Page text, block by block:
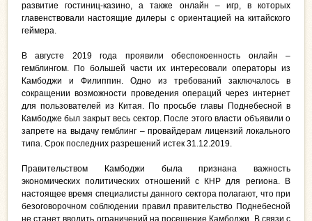
развитие гостиниц-казино, а также онлайн – игр, в которых
главенствовали настоящие дилеры с ориентацией на китайского
геймера.
В августе 2019 года проявили обеспокоенность онлайн –
гемблингом. По большей части их интересовали операторы из
Камбоджи и Филиппин. Одно из требований заключалось в
сокращении возможности проведения операций через интернет
для пользователей из Китая. По просьбе главы Поднебесной в
Камбодже был закрыт весь сектор. После этого власти объявили о
запрете на выдачу гемблинг – провайдерам лицензий локального
типа. Срок последних разрешений истек 31.12.2019.
Правительством Камбоджи была признана важность
экономических политических отношений с КНР для региона. В
настоящее время специалисты данного сектора полагают, что при
безоговорочном соблюдении правил правительство Поднебесной
не станет вводить ограничений на посещение Камбоджи. В связи с